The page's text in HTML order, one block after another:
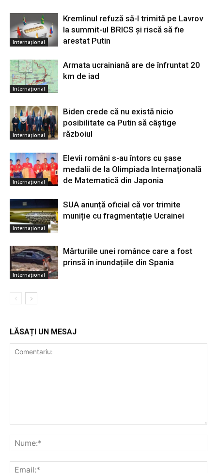
Internațional
Kremlinul refuză să-l trimită pe Lavrov
la summit-ul BRICS și riscă să fie
arestat Putin
Internațional
Armata ucrainiană are de înfruntat 20
km de iad
Internațional
Biden crede că nu există nicio
posibilitate ca Putin să câştige
războiul
Internațional
Elevii români s-au întors cu şase
medalii de la Olimpiada Internaţională
de Matematică din Japonia
Internațional
SUA anunță oficial că vor trimite
muniție cu fragmentație Ucrainei
Internațional
Mărturiile unei românce care a fost
prinsă în inundațiile din Spania
LĂSAȚI UN MESAJ